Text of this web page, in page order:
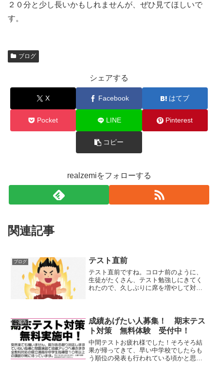
２０分と少し長いかもしれませんが、ぜひ見てほしいで
す。
ブログ
シェアする
X Facebook はてブ
Pocket LINE Pinterest
コピー
realzemiをフォローする
関連記事
ブログ テスト直前
テスト直前ですね。コロナ前のように、
生徒がたくさん、テスト勉強しにきてく
れたので、久しぶりに席を増やして対応
攻略しよう！中３生大募集...
ご案内
成績あげたい人募集！ 期末テス
ト対策 無料体験 受付中！
中間テストお疲れ様でした！そろそろ結
果が帰ってきて、早い中学校でしたらも
う順位の発表も行われている頃かと思い